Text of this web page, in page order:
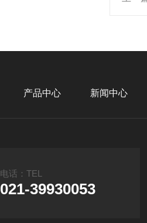
产品中心 新闻中心
电话：TEL
021-39930053